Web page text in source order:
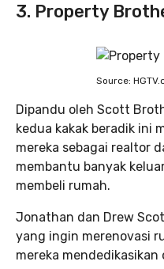
3. Property
Source:
Dipandu oleh Scott
kedua kakak beradik ini
mereka sebagai realtor
membantu banyak
membeli rumah.
Jonathan dan Drew
yang ingin merenovasi
mereka